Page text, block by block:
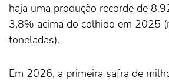
haja uma produção recorde de
3,8% acima do colhido em 2025
toneladas).
Em 2026, a primeira safra de